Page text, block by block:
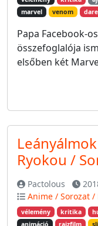
marvel
venom
Papa Facebook-
összefoglalója
elsőben két
Ryokou /
Pactolous
Anime / Sorozat /
vélemény kritika
animáció
rajzfilm